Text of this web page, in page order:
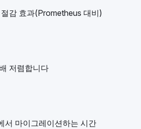
감 효과(Prometheus 대비)
저렴합니다
서 마이그레이션하는 시간